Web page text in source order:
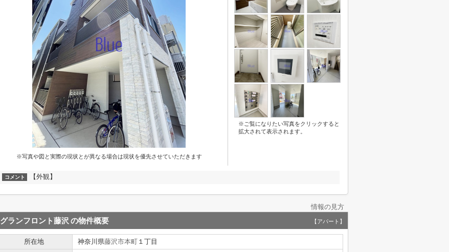
※写真や図と実際の現状とが異なる場合は現状を優先させていただきます
※ご覧になりたい写真をクリックすると
拡大されて表示されます。
コメント 【外観】
情報の見方
グランフロント藤沢 の物件概要 【アパート】
所在地 神奈川県藤沢市本町 １丁目